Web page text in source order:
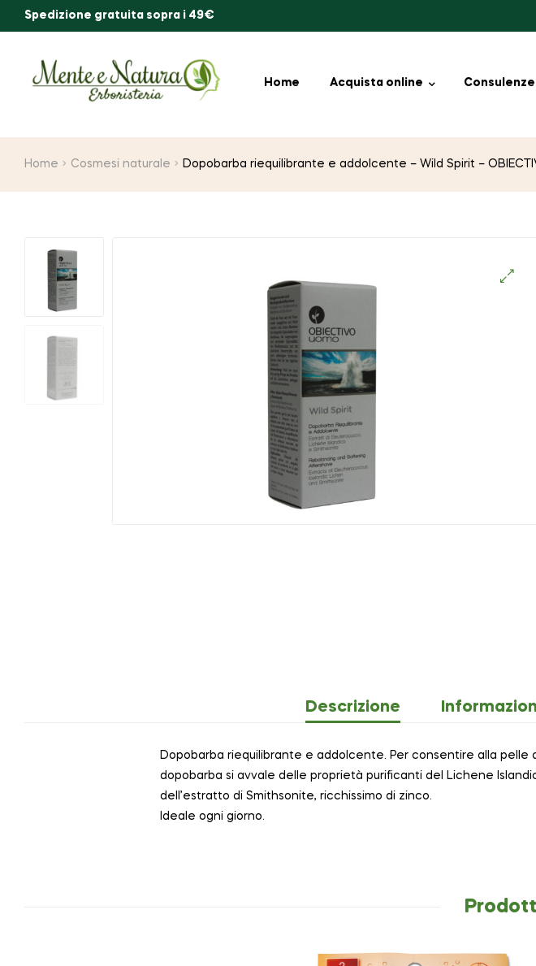
Spedizione gratuita sopra i 49€
Home Acquista online Consulenze
Home Cosmesi naturale Dopobarba riequilibrante e addolcente – Wild Spirit –
Descrizione
Dopobarba riequilibrante e addolcente. Per consentire alla
dopobarba si avvale delle proprietà purificanti del Lichene
dell’estratto di Smithsonite, ricchissimo di zinco.
Ideale ogni giorno.